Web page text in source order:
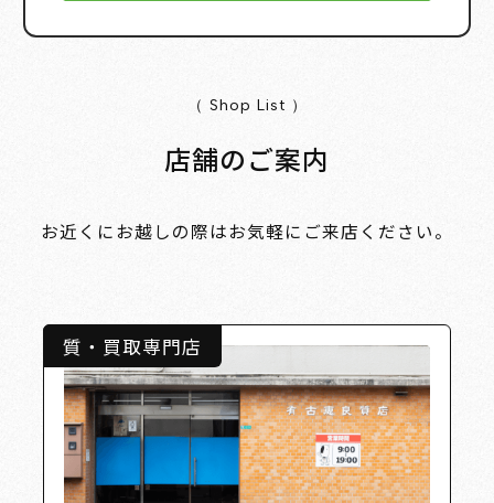
（ Shop List ）
店舗のご案内
お近くにお越しの際はお気軽にご来店ください。
質・買取専門店